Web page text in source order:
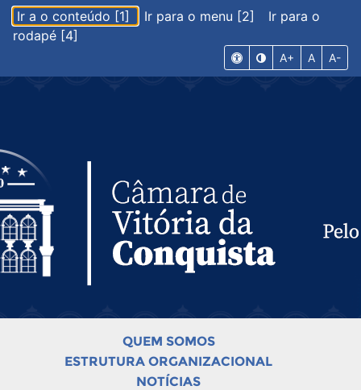
Ir a o conteúdo [1] Ir para o menu [2]
Ir para o
rodapé [4]
A+ A A-
QUEM SOMOS
ESTRUTURA ORGANIZACIONAL
NOTÍCIAS